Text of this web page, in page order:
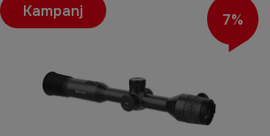
Kampanj 7%